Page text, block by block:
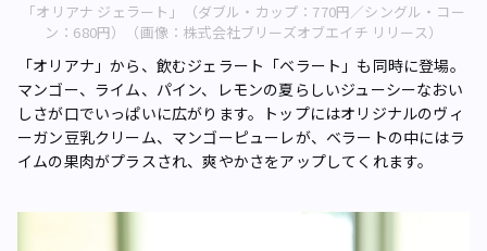
「オリアナ ジェラート」（ダブル・カップ：770円／シングル・コー
ン：680円）（画像：株式会社ブリーズオブエイチ リリース）
「オリアナ」から、飲むジェラート「ベラート」も同時に登場。
マンゴー、ライム、パイン、レモンの夏らしいジューシーなおい
しさが口でいっぱいに広がります。トップにはオリジナルのヴィ
ーガン豆乳クリーム、マンゴーピューレが、ベラートの中にはラ
イムの果肉がプラスされ、爽やかさをアップしてくれます。